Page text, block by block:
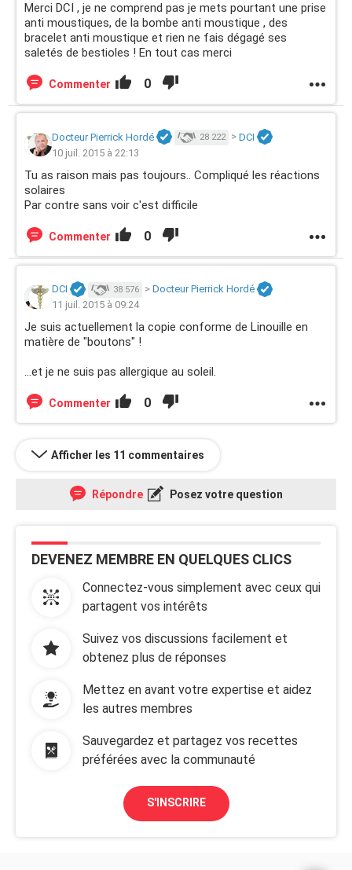
Merci DCI , je ne comprend pas je mets pourtant une prise
anti moustiques, de la bombe anti moustique , des
bracelet anti moustique et rien ne fais dégagé ses
saletés de bestioles ! En tout cas merci
Commenter 0
Docteur Pierrick Hordé 28 222 > DCI
10 juil. 2015 à 22:13
Tu as raison mais pas toujours.. Compliqué les réactions
solaires
Par contre sans voir c'est difficile
Commenter 0
DCI 38 576 > Docteur Pierrick Hordé
11 juil. 2015 à 09:24
Je suis actuellement la copie conforme de Linouille en
matière de "boutons" !
...et je ne suis pas allergique au soleil.
Commenter 0
Afficher les 11 commentaires
Répondre Posez votre question
DEVENEZ MEMBRE EN QUELQUES CLICS
Connectez-vous simplement avec ceux qui
partagent vos intérêts
Suivez vos discussions facilement et
obtenez plus de réponses
Mettez en avant votre expertise et aidez
les autres membres
Sauvegardez et partagez vos recettes
préférées avec la communauté
S'INSCRIRE